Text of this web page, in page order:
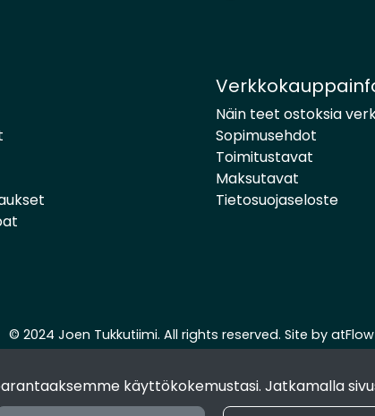
käyttökokemustasi. Jatkamalla
Näin teet ostoksia
Sopimusehdot
Toimitustavat
Maksutavat
Tietosuojaseloste
© 2024 Joen Tukkutiimi. All rights reserved. Site by